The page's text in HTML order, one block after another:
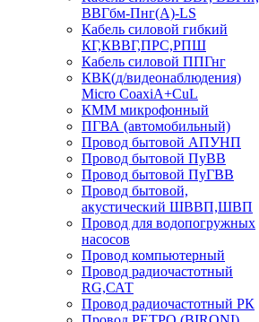
ВВГбм-Пнг(А)-LS
Кабель силовой гибкий
КГ,КВВГ,ПРС,РПШ
Кабель силовой ППГнг
КВК(д/видеонаблюдения)
Micro CoaxiA+CuL
КММ микрофонный
ПГВА (автомобильный)
Провод бытовой АПУНП
Провод бытовой ПуВВ
Провод бытовой ПуГВВ
Провод бытовой,
акустический ШВВП,ШВП
Провод для водопогружных
насосов
Провод компьютерный
Провод радиочастотный
RG,САТ
Провод радиочастотный РК